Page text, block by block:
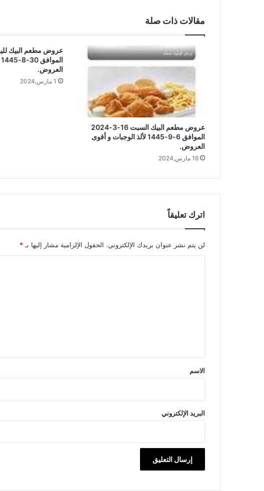
مقالات ذات صلة
عروض مطعم البيك السبت 16-3-2024
الموافق 6-9-1445 لألذ الوجبات و أقوى
العروض.
16 مارس,2024
العروض.
1 مارس,2024
اترك تعليقاً
لن يتم نشر عنوان بريدك الإلكتروني. الحقول الإلزامية مشار إليها بـ *
*
الاسم
البريد الإلكتروني